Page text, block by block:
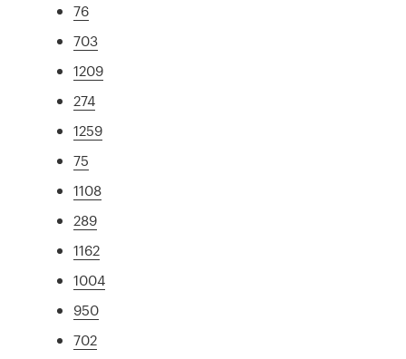
76
703
1209
274
1259
75
1108
289
1162
1004
950
702